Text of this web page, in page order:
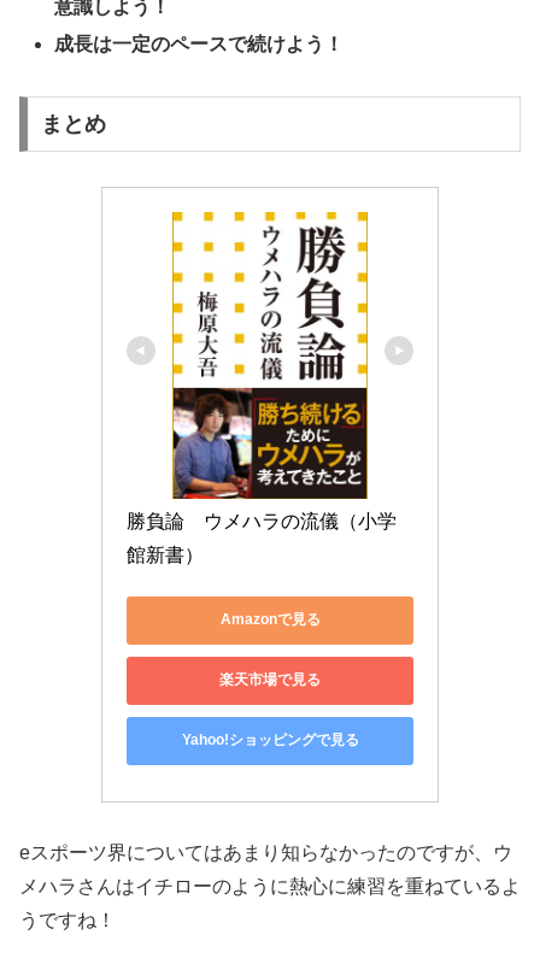
意識しよう！
成長は一定のペースで続けよう！
まとめ
勝負論　ウメハラの流儀（小学
館新書）
Amazonで見る
楽天市場で見る
Yahoo!ショッピングで見る
eスポーツ界についてはあまり知らなかったのですが、ウ
メハラさんはイチローのように熱心に練習を重ねているよ
うですね！